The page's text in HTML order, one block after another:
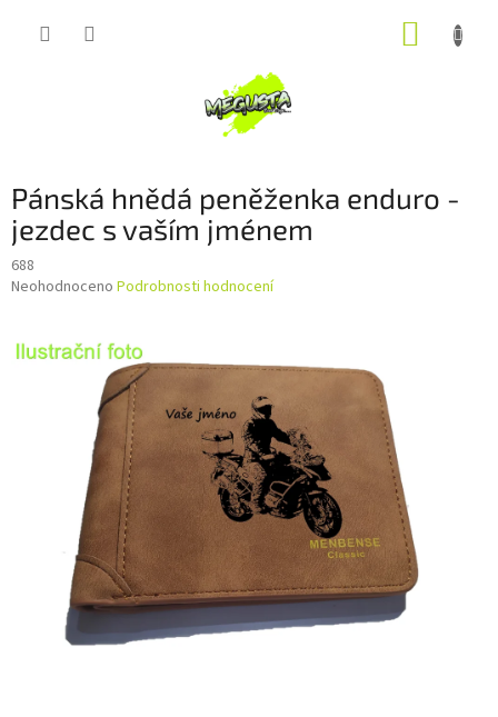
Pánská hnědá peněženka enduro -
jezdec s vaším jménem
688
Průměrné
je
Neohodnoceno Podrobnosti hodnocení